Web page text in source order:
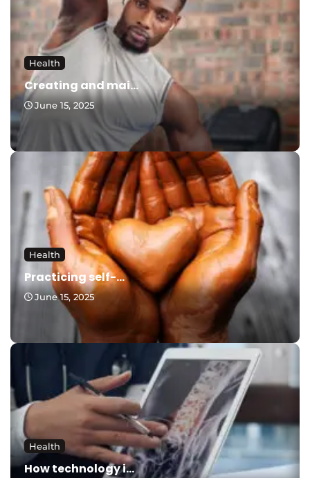
Health
Creating and mai...
June 15, 2025
Health
Practicing self-...
June 15, 2025
Health
How technology i...